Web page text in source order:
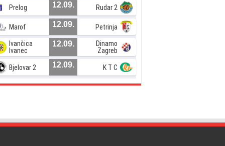
Prelog 12.09. Rudar 2
Marof 12.09. Petrinja
Ivančica
Ivanec
12.09.
Dinamo
Zagreb
Bjelovar 2 12.09. K T C